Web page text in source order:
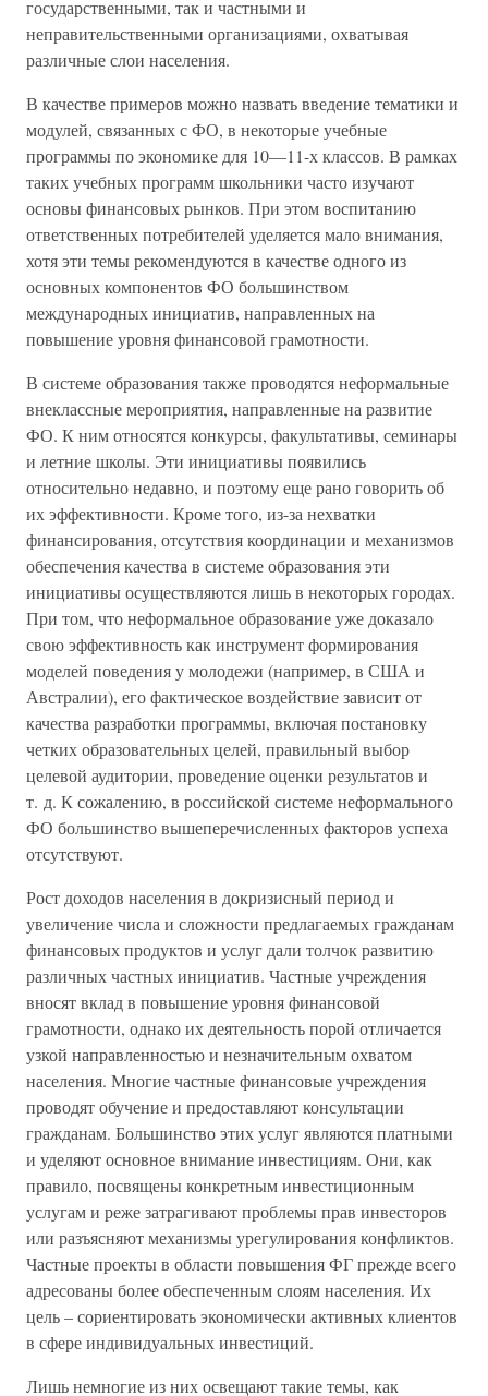
государственными, так и частными и
неправительственными организациями, охватывая
различные слои населения.
В качестве примеров можно назвать введение тематики и
модулей, связанных с ФО, в некоторые учебные
программы по экономике для 10—11-х классов. В рамках
таких учебных программ школьники часто изучают
основы финансовых рынков. При этом воспитанию
ответственных потребителей уделяется мало внимания,
хотя эти темы рекомендуются в качестве одного из
основных компонентов ФО большинством
международных инициатив, направленных на
повышение уровня финансовой грамотности.
В системе образования также проводятся неформальные
внеклассные мероприятия, направленные на развитие
ФО. К ним относятся конкурсы, факультативы, семинары
и летние школы. Эти инициативы появились
относительно недавно, и поэтому еще рано говорить об
их эффективности. Кроме того, из-за нехватки
финансирования, отсутствия координации и механизмов
обеспечения качества в системе образования эти
инициативы осуществляются лишь в некоторых городах.
При том, что неформальное образование уже доказало
свою эффективность как инструмент формирования
моделей поведения у молодежи (например, в США и
Австралии), его фактическое воздействие зависит от
качества разработки программы, включая постановку
четких образовательных целей, правильный выбор
целевой аудитории, проведение оценки результатов и
т. д. К сожалению, в российской системе неформального
ФО большинство вышеперечисленных факторов успеха
отсутствуют.
Рост доходов населения в докризисный период и
увеличение числа и сложности предлагаемых гражданам
финансовых продуктов и услуг дали толчок развитию
различных частных инициатив. Частные учреждения
вносят вклад в повышение уровня финансовой
грамотности, однако их деятельность порой отличается
узкой направленностью и незначительным охватом
населения. Многие частные финансовые учреждения
проводят обучение и предоставляют консультации
гражданам. Большинство этих услуг являются платными
и уделяют основное внимание инвестициям. Они, как
правило, посвящены конкретным инвестиционным
услугам и реже затрагивают проблемы прав инвесторов
или разъясняют механизмы урегулирования конфликтов.
Частные проекты в области повышения ФГ прежде всего
адресованы более обеспеченным слоям населения. Их
цель – сориентировать экономически активных клиентов
в сфере индивидуальных инвестиций.
Лишь немногие из них освещают такие темы, как